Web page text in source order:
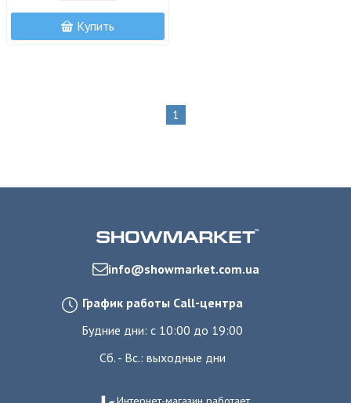
Купить
1
info@showmarket.com.ua
График работы Call-центра
Будние дни: с 10:00 до 19:00
Сб. - Вс.: выходные дни